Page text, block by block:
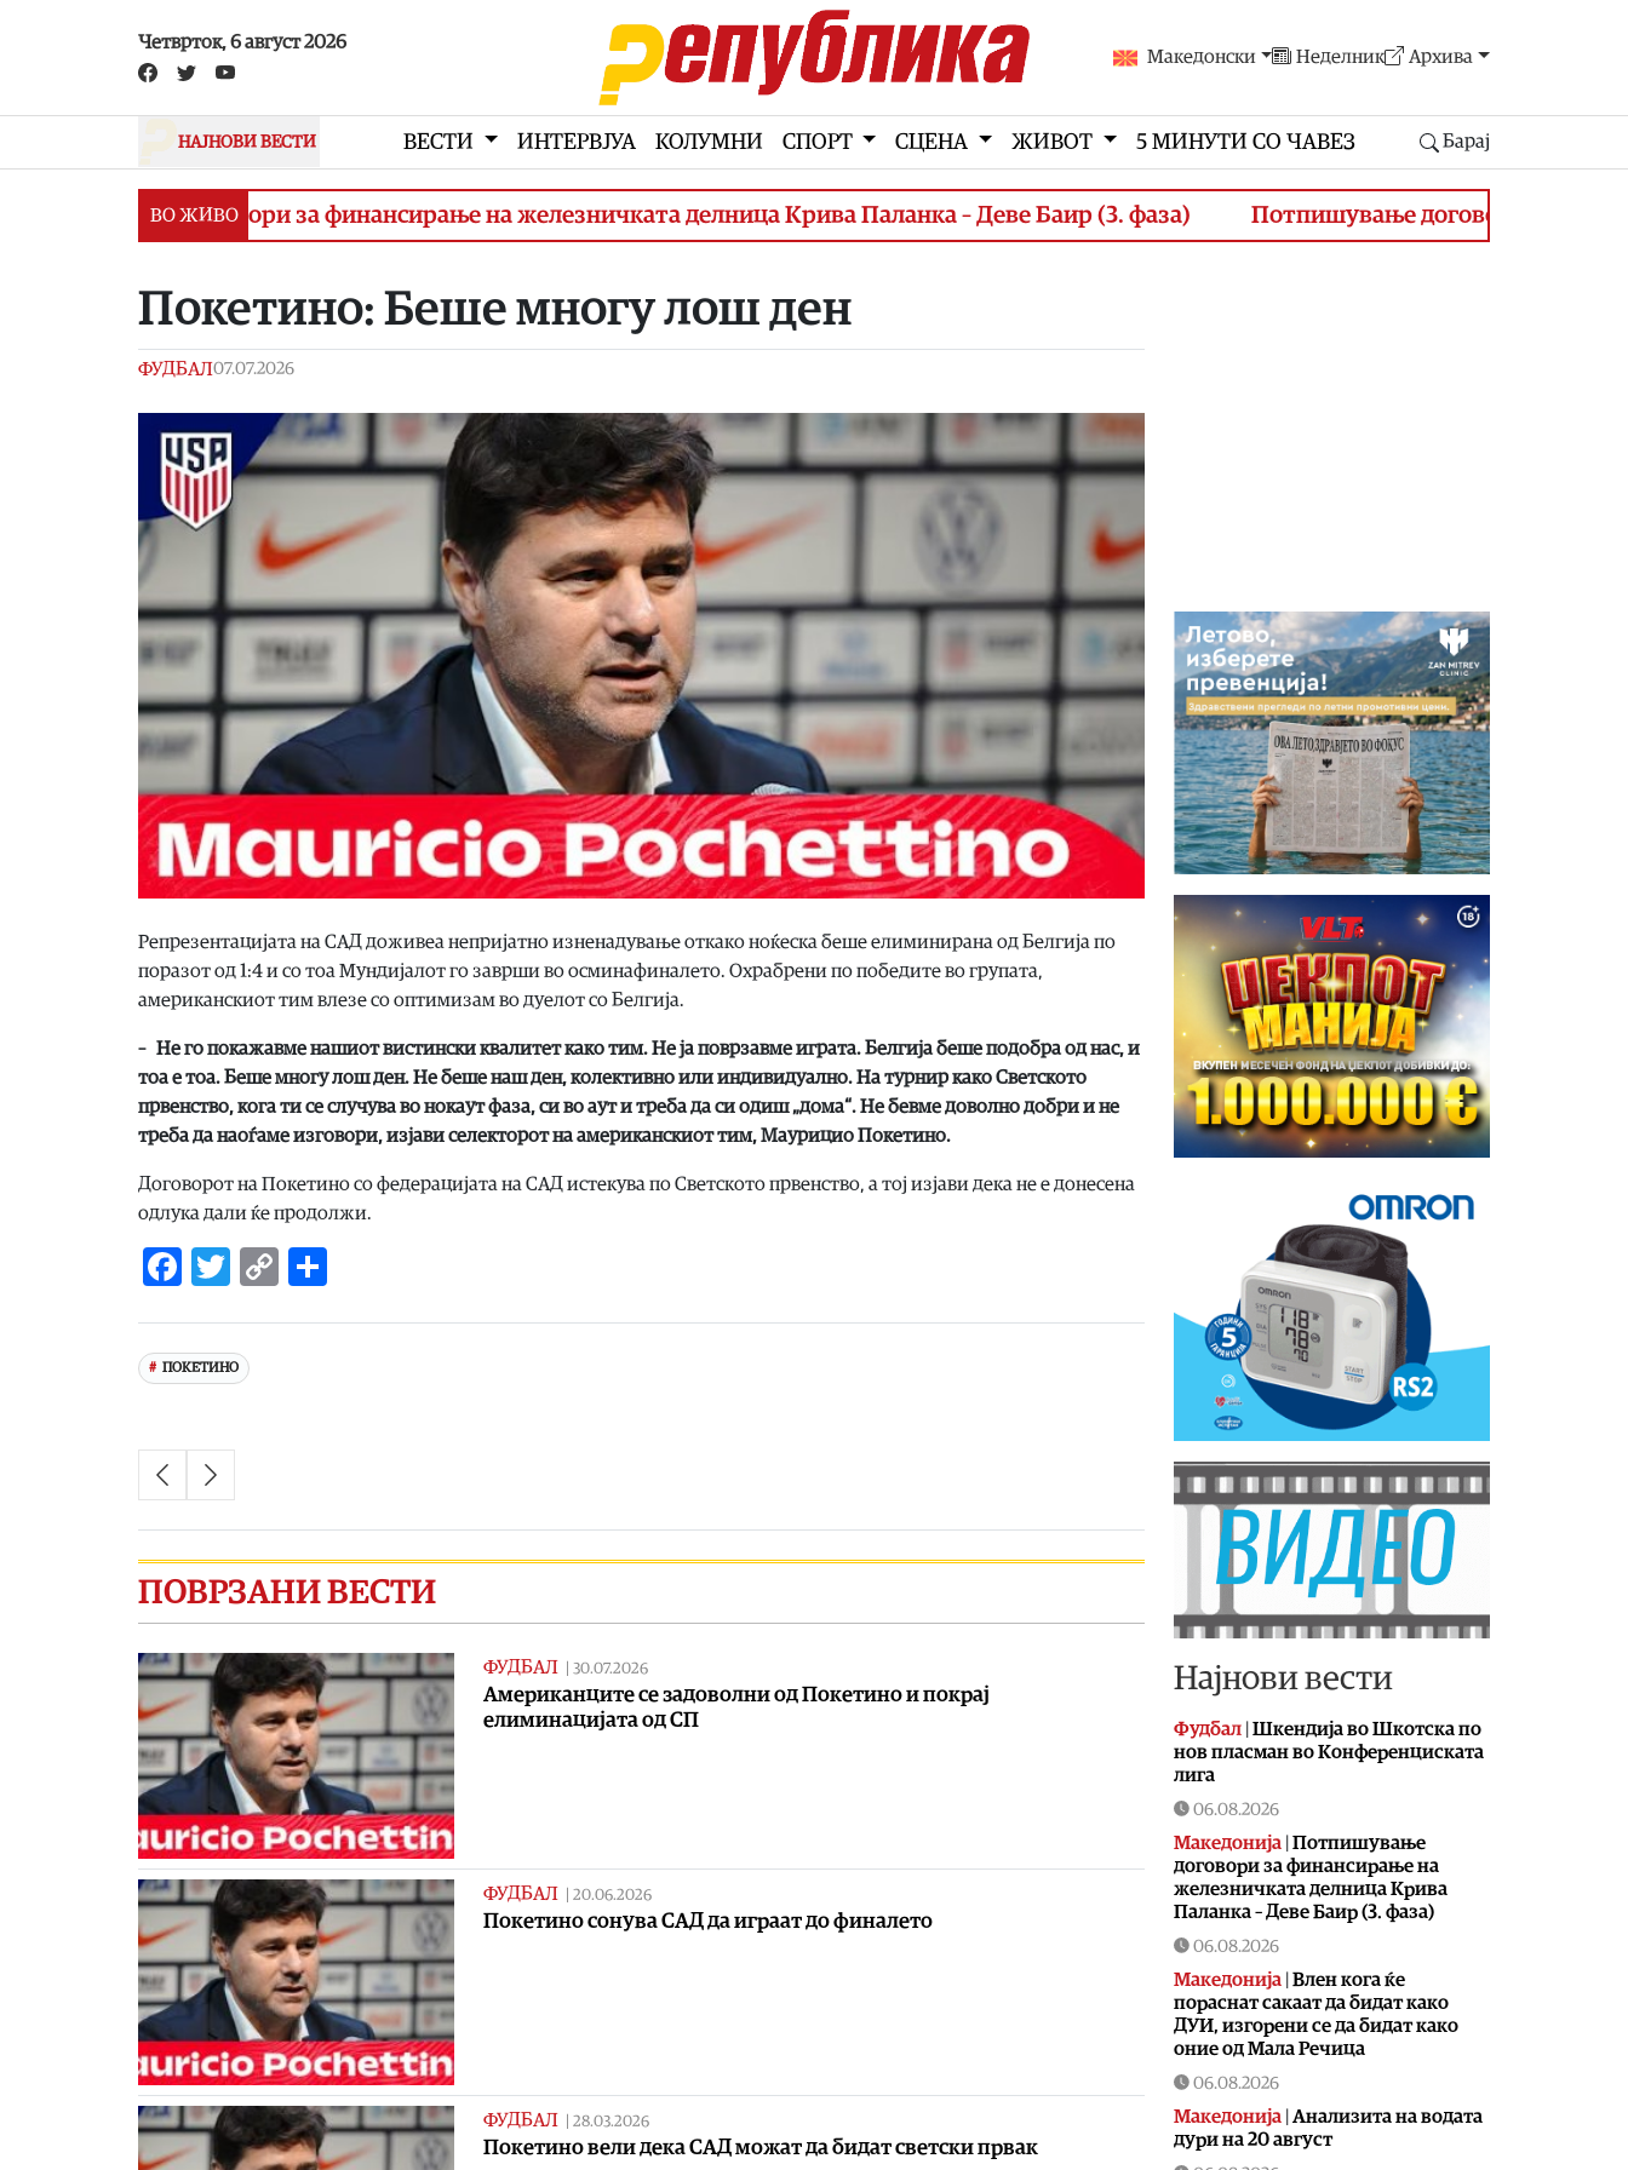
Четврток, 6 август 2026
Македонски Неделник Архива
НАЈНОВИ ВЕСТИ ВЕСТИ ИНТЕРВЈУА КОЛУМНИ СПОРТ СЦЕНА ЖИВОТ 5 МИНУТИ СО ЧАВЕЗ Барај
ВО ЖИВО
договори за финансирање на железничката делница Крива Паланка – Деве Баир (3. фаза) Потпишување договори за
Покетино: Беше многу лош ден
ФУДБАЛ07.07.2026
Репрезентацијата на САД доживеа непријатно изненадување откако ноќеска беше елиминирана од Белгија по
поразот од 1:4 и со тоа Мундијалот го заврши во осминафиналето. Охрабрени по победите во групата,
американскиот тим влезе со оптимизам во дуелот со Белгија.
– Не го покажавме нашиот вистински квалитет како тим. Не ја поврзавме играта. Белгија беше подобра од нас, и
тоа е тоа. Беше многу лош ден. Не беше наш ден, колективно или индивидуално. На турнир како Светското
првенство, кога ти се случува во нокаут фаза, си во аут и треба да си одиш „дома“. Не бевме доволно добри и не
треба да наоѓаме изговори, изјави селекторот на американскиот тим, Маурицио Покетино.
Договорот на Покетино со федерацијата на САД истекува по Светското првенство, а тој изјави дека не е донесена
одлука дали ќе продолжи.
Facebook
Twitter
Copy
ПОКЕТИНО
ПОВРЗАНИ ВЕСТИ
ФУДБАЛ | 30.07.2026
Американците се задоволни од Покетино и покрај
елиминацијата од СП
ФУДБАЛ | 20.06.2026
Покетино сонува САД да играат до финалето
ФУДБАЛ | 28.03.2026
Покетино вели дека САД можат да бидат светски првак
Најнови вести
Фудбал | Шкендија во Шкотска по
нов пласман во Конференциската
лига
06.08.2026
Македонија | Потпишување
договори за финансирање на
железничката делница Крива
Паланка – Деве Баир (3. фаза)
06.08.2026
Македонија | Влен кога ќе
пораснат сакаат да бидат како
ДУИ, изгорени се да бидат како
оние од Мала Речица
06.08.2026
Македонија | Aнализита на водата
дури на 20 август